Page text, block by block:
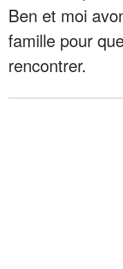
Ben et moi
famille pour
rencontrer.